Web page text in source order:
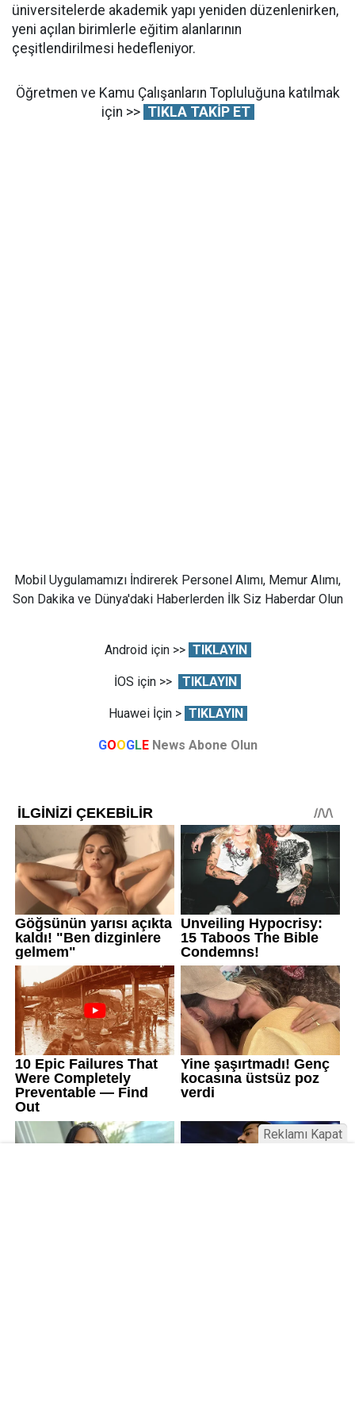
üniversitelerde akademik yapı yeniden düzenlenirken,
yeni açılan birimlerle eğitim alanlarının
çeşitlendirilmesi hedefleniyor.
Öğretmen ve Kamu Çalışanların Topluluğuna katılmak
için >> TIKLA TAKİP ET
Mobil Uygulamamızı İndirerek Personel Alımı, Memur Alımı,
Son Dakika ve Dünya'daki Haberlerden İlk Siz Haberdar Olun
Android için >> TIKLAYIN
İOS için >> TIKLAYIN
Huawei İçin > TIKLAYIN
GOOGLE News Abone Olun
Reklamı Kapat